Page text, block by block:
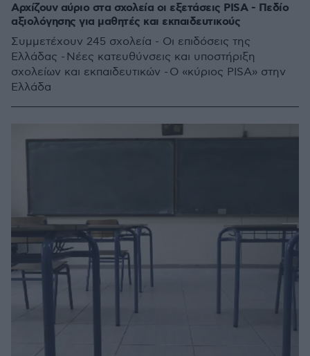
Αρχίζουν αύριο στα σχολεία οι εξετάσεις PISA - Πεδίο
αξιολόγησης για μαθητές και εκπαιδευτικούς
Συμμετέχουν 245 σχολεία - Οι επιδόσεις της
Ελλάδας - Νέες κατευθύνσεις και υποστήριξη
σχολείων και εκπαιδευτικών - Ο «κύριος PISA» στην
Ελλάδα